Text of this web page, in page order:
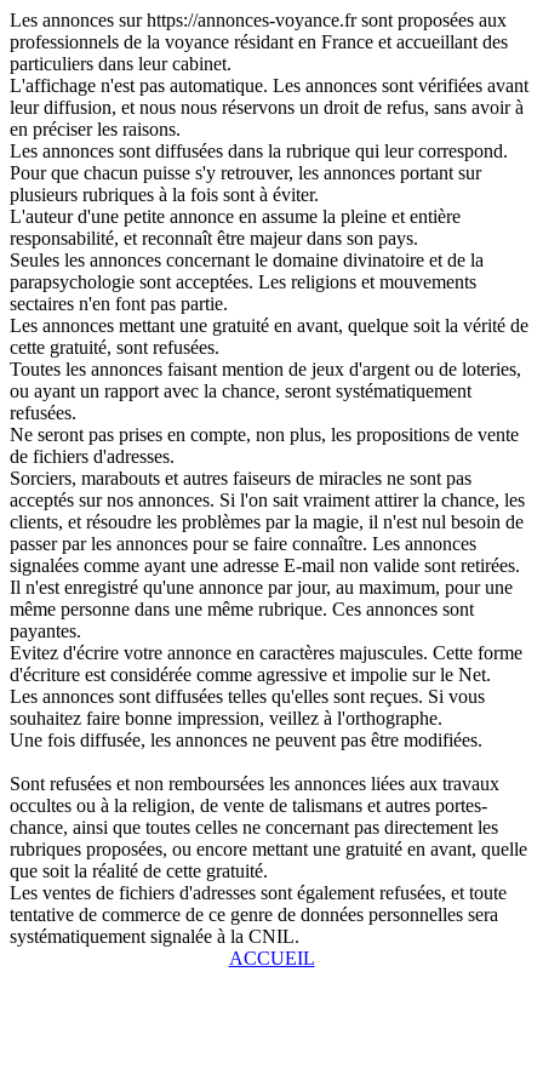
Les annonces sur https://annonces-voyance.fr sont proposées aux
professionnels de la voyance résidant en France et accueillant des
particuliers dans leur cabinet.
L'affichage n'est pas automatique. Les annonces sont vérifiées avant
leur diffusion, et nous nous réservons un droit de refus, sans avoir à
en préciser les raisons.
Les annonces sont diffusées dans la rubrique qui leur correspond.
Pour que chacun puisse s'y retrouver, les annonces portant sur
plusieurs rubriques à la fois sont à éviter.
L'auteur d'une petite annonce en assume la pleine et entière
responsabilité, et reconnaît être majeur dans son pays.
Seules les annonces concernant le domaine divinatoire et de la
parapsychologie sont acceptées. Les religions et mouvements
sectaires n'en font pas partie.
Les annonces mettant une gratuité en avant, quelque soit la vérité de
cette gratuité, sont refusées.
Toutes les annonces faisant mention de jeux d'argent ou de loteries,
ou ayant un rapport avec la chance, seront systématiquement
refusées.
Ne seront pas prises en compte, non plus, les propositions de vente
de fichiers d'adresses.
Sorciers, marabouts et autres faiseurs de miracles ne sont pas
acceptés sur nos annonces. Si l'on sait vraiment attirer la chance, les
clients, et résoudre les problèmes par la magie, il n'est nul besoin de
passer par les annonces pour se faire connaître. Les annonces
signalées comme ayant une adresse E-mail non valide sont retirées.
Il n'est enregistré qu'une annonce par jour, au maximum, pour une
même personne dans une même rubrique. Ces annonces sont
payantes.
Evitez d'écrire votre annonce en caractères majuscules. Cette forme
d'écriture est considérée comme agressive et impolie sur le Net.
Les annonces sont diffusées telles qu'elles sont reçues. Si vous
souhaitez faire bonne impression, veillez à l'orthographe.
Une fois diffusée, les annonces ne peuvent pas être modifiées.
Sont refusées et non remboursées les annonces liées aux travaux
occultes ou à la religion, de vente de talismans et autres portes-
chance, ainsi que toutes celles ne concernant pas directement les
rubriques proposées, ou encore mettant une gratuité en avant, quelle
que soit la réalité de cette gratuité.
Les ventes de fichiers d'adresses sont également refusées, et toute
tentative de commerce de ce genre de données personnelles sera
systématiquement signalée à la CNIL.
ACCUEIL